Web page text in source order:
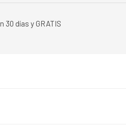
30 días y GRATIS